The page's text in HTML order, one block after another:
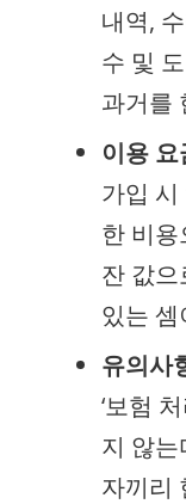
내역,
수 및
과거를
이용 요
가입
한 비
잔 값
있는 셈
유의사
‘보험
지 않
자끼리